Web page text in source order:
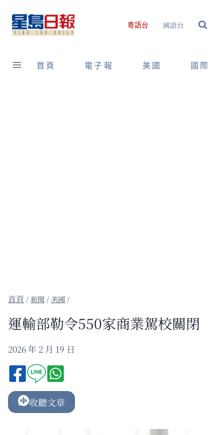
content
粵語台 國語台
首頁 電子報 美國 國際
/新聞 / 美國 /
運輸部勒令550家商業駕校關閉
2026 年 2 月 19 日
收聽文章